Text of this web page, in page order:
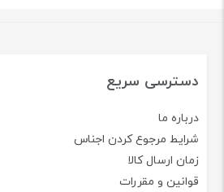
دسترسی سریع
درباره ما
شرایط مرجوع کردن اجناس
زمان ارسال کالا
قوانین و مقررات